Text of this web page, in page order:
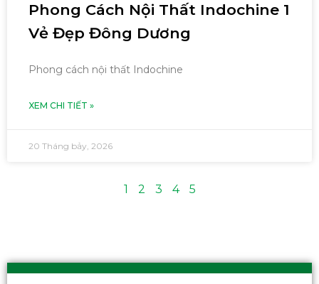
Phong Cách Nội Thất Indochine 1
Vẻ Đẹp Đông Dương
Phong cách nội thất Indochine
XEM CHI TIẾT »
20 Tháng bảy, 2026
1 2 3 4 5